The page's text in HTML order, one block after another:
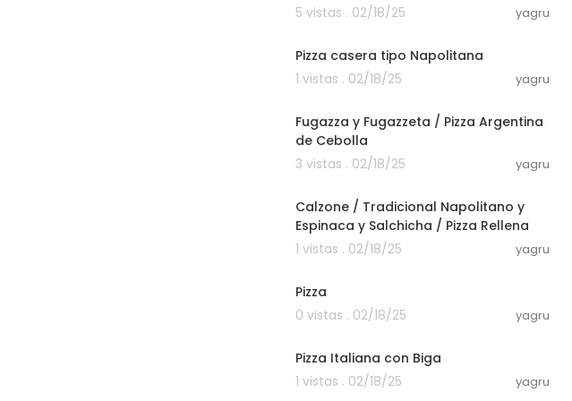
5 vistas . 02/18/25 yagru
Pizza casera tipo Napolitana
1 vistas . 02/18/25
yagru
Fugazza y Fugazzeta / Pizza Argentina
de Cebolla
3 vistas . 02/18/25
yagru
Calzone / Tradicional Napolitano y
Espinaca y Salchicha / Pizza Rellena
1 vistas . 02/18/25
yagru
Pizza
0 vistas . 02/18/25
yagru
Pizza Italiana con Biga
1 vistas . 02/18/25
yagru